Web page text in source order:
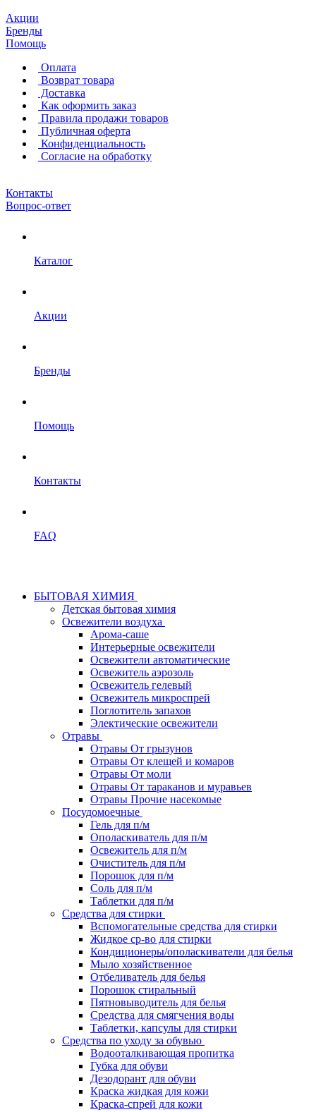
Акции
Бренды
Помощь
Оплата
Возврат товара
Доставка
Как оформить заказ
Правила продажи товаров
Публичная оферта
Конфиденциальность
Согласие на обработку
Контакты
Вопрос-ответ
Каталог
Акции
Бренды
Помощь
Контакты
FAQ
БЫТОВАЯ ХИМИЯ
Детская бытовая химия
Освежители воздуха
Арома-саше
Интерьерные освежители
Освежители автоматические
Освежитель аэрозоль
Освежитель гелевый
Освежитель микроспрей
Поглотитель запахов
Электические освежители
Отравы
Отравы От грызунов
Отравы От клещей и комаров
Отравы От моли
Отравы От тараканов и муравьев
Отравы Прочие насекомые
Посудомоечные
Гель для п/м
Ополаскиватель для п/м
Освежитель для п/м
Очиститель для п/м
Порошок для п/м
Соль для п/м
Таблетки для п/м
Средства для стирки
Вспомогательные средства для стирки
Жидкое ср-во для стирки
Кондиционеры/ополаскиватели для белья
Мыло хозяйственное
Отбеливатель для белья
Порошок стиральный
Пятновыводитель для белья
Средства для смягчения воды
Таблетки, капсулы для стирки
Средства по уходу за обувью
Водооталкивающая пропитка
Губка для обуви
Дезодорант для обуви
Краска жидкая для кожи
Краска-спрей для кожи